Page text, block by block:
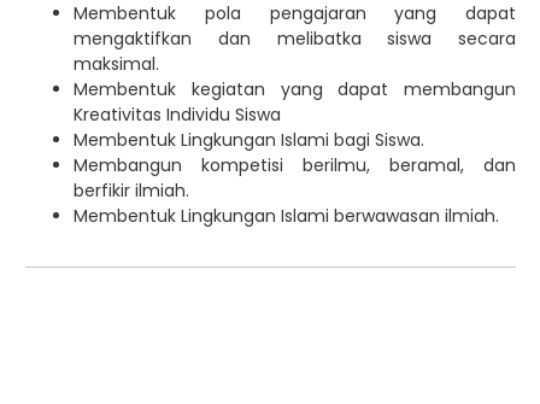
Membentuk pola pengajaran yang dapat
mengaktifkan dan melibatka siswa secara
maksimal.
Membentuk kegiatan yang dapat membangun
Kreativitas Individu Siswa
Membentuk Lingkungan Islami bagi Siswa.
Membangun kompetisi berilmu, beramal, dan
berfikir ilmiah.
Membentuk Lingkungan Islami berwawasan ilmiah.